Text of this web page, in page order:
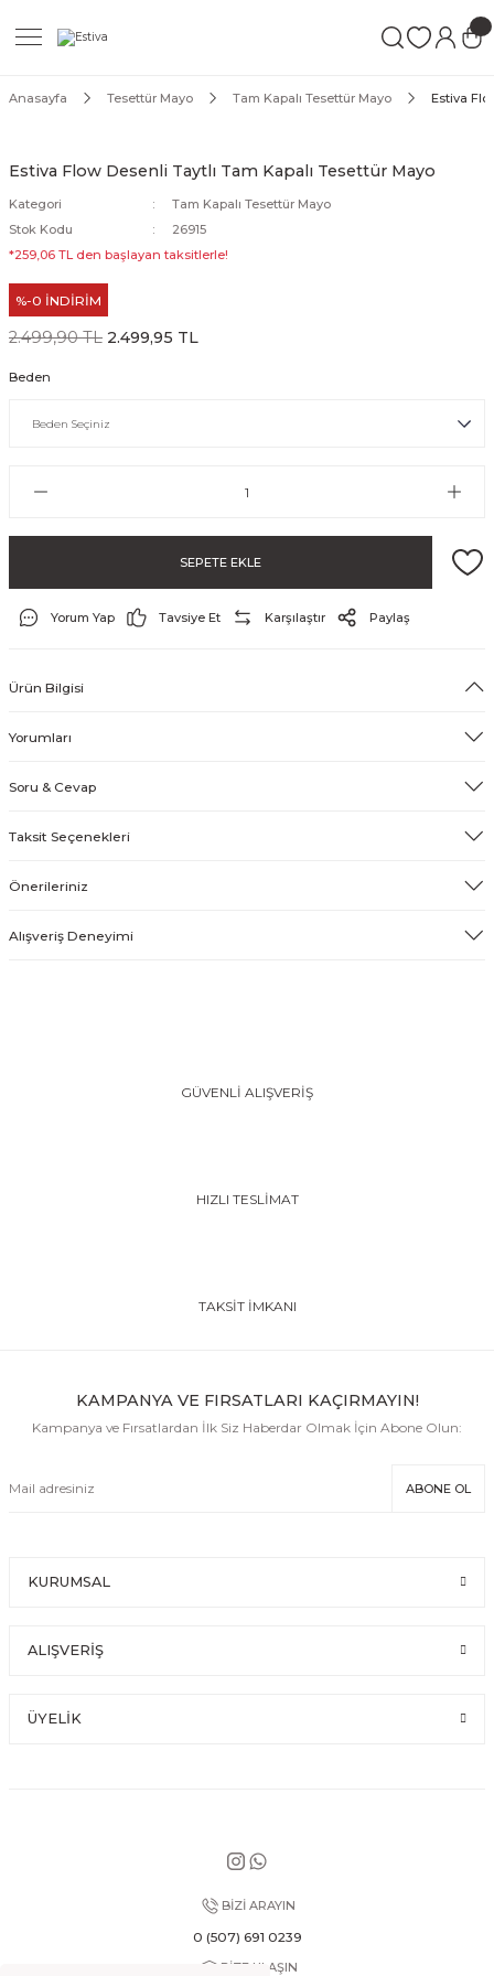
ve Şort
Anasayfa Tesettür Mayo Tam Kapalı Tesettür Mayo Estiva
Estiva Flow Desenli Taytlı Tam Kapalı Tesettür Mayo
Kategori
Tam Kapalı Tesettür Mayo
Stok Kodu
26915
*259,06 TL den başlayan taksitlerle!
%-0 İNDİRİM
2.499,90 TL 2.499,95 TL
Beden
SEPETE EKLE
Yorum Yap Tavsiye Et Karşılaştır Paylaş
Ürün Bilgisi
Yorumları
Soru & Cevap
Taksit Seçenekleri
Önerileriniz
Alışveriş Deneyimi
GÜVENLİ ALIŞVERİŞ
HIZLI TESLİMAT
TAKSİT İMKANI
KAMPANYA VE FIRSATLARI KAÇIRMAYIN!
Kampanya ve Fırsatlardan İlk Siz Haberdar Olmak İçin Abone Olun:
ABONE OL
KURUMSAL
ALIŞVERİŞ
ÜYELİK
BİZİ ARAYIN
0 (507) 691 0239
BİZE ULAŞIN